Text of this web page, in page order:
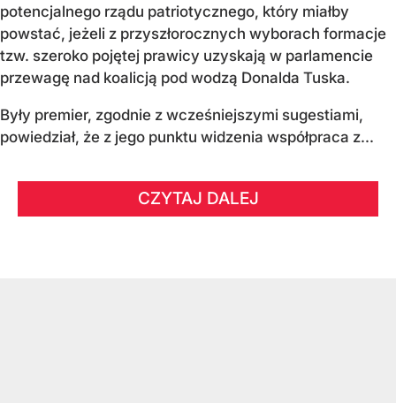
potencjalnego rządu patriotycznego, który miałby
powstać, jeżeli z przyszłorocznych wyborach formacje
tzw. szeroko pojętej prawicy uzyskają w parlamencie
przewagę nad koalicją pod wodzą Donalda Tuska.
Były premier, zgodnie z wcześniejszymi sugestiami,
powiedział, że z jego punktu widzenia współpraca z...
CZYTAJ DALEJ